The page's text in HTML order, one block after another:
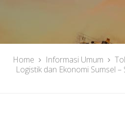
Home Informasi Umum
Logistik dan Ekonomi Sumsel